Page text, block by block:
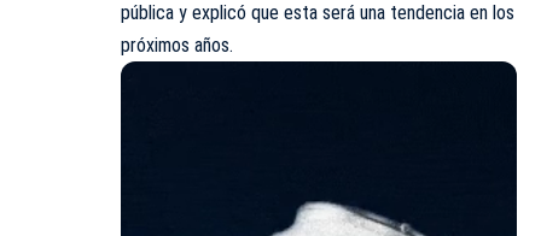
pública y explicó que esta será una tendencia en los
próximos años.